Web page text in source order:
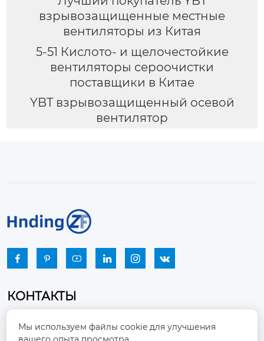
взрывозащищенные местные
вентиляторы из Китая
5-51 Кислото- и щелочестойкие
вентиляторы сероочистки
поставщики в Китае
YBT взрывозащищенный осевой
вентилятор
     
КОНТАКТЫ

Промышленный парк, город Наньцзяо,
район Чжоуцунь, город Цзыбо, провинция
Мы используем файлы cookie для улучшения